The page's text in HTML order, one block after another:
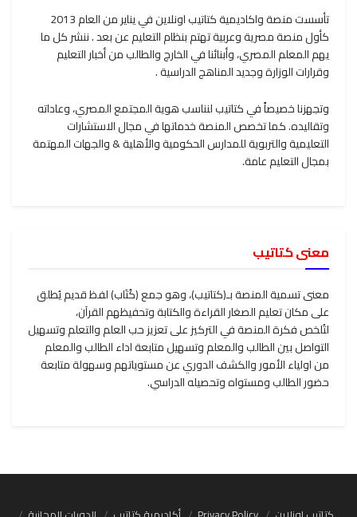
تأسست منصة واكاديمية كتاتيب اونلاين في يناير من العام 2013
كأول منصة مصرية وعربية تهتم بنظام التعليم عن بعد . ننشر كل ما
يهم المعلم المصري، وأبنائنا في الخارج والطالب من أخبار التعليم
وقرارات الوزارة وجديد المناهج الدراسية .
وتجهزنا خصيصاً في كتاتيب لنناسب هوية المجتمع المصري، وعاداته
وتقاليده. كما تخصص المنصة خدماتها في مجال الاستشارات
التعليمية والتربوية للمدارس الحكومية والأهلية & والجهات المهتمة
بمجال التعليم عامة.
معنى كتاتيب
معنى تسمية المنصة بـ(كتاتيب)، وهو جمع (كُتَاب) لفظ قديم يُطلق
على مكان تعليم الصغار القراءة والكتابة وتحفيظهم القرآن،
لتُلخص فكرة المنصة في التركيز على تعزيز حب العلم والتعلم وتسهيل
التواصل بين الطالب والمعلم وتسهيل متابعة اداء الطالب والمعلم
من اولياء الأمور والكشف الدوري عن مستوياتهم وسهولة متابعة
حضور الطالب ومستواه وتحصيله الدراسي.